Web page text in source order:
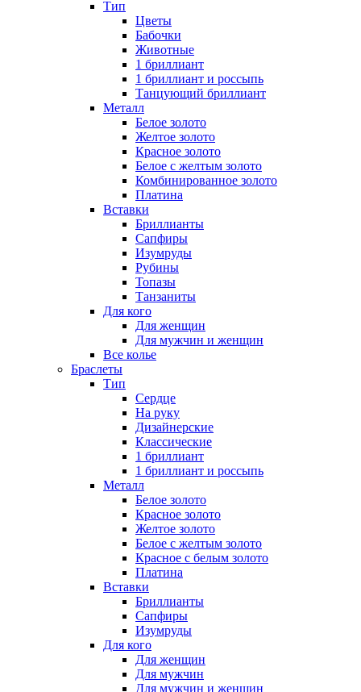
Тип
Цветы
Бабочки
Животные
1 бриллиант
1 бриллиант и россыпь
Танцующий бриллиант
Металл
Белое золото
Желтое золото
Красное золото
Белое с желтым золото
Комбинированное золото
Платина
Вставки
Бриллианты
Сапфиры
Изумруды
Рубины
Топазы
Танзаниты
Для кого
Для женщин
Для мужчин и женщин
Все колье
Браслеты
Тип
Сердце
На руку
Дизайнерские
Классические
1 бриллиант
1 бриллиант и россыпь
Металл
Белое золото
Красное золото
Желтое золото
Белое с желтым золото
Красное с белым золото
Платина
Вставки
Бриллианты
Сапфиры
Изумруды
Для кого
Для женщин
Для мужчин
Для мужчин и женщин